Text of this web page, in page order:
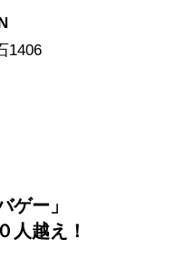
1406
ゲー」
人越え！